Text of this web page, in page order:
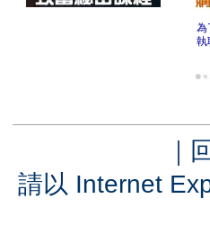
為
執
｜
請以 Internet